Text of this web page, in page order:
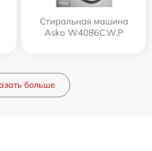
Стиральная машина
Asko W4086C.W.P
больше